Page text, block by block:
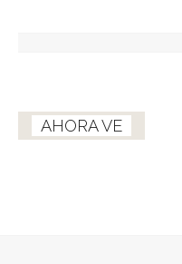
AHORA VE